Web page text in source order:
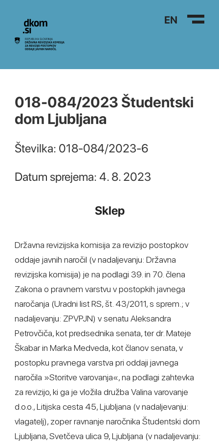
Na vsebino EN
018-084/2023 Študentski
dom Ljubljana
Številka: 018-084/2023-6
Datum sprejema: 4. 8. 2023
Sklep
Državna revizijska komisija za revizijo postopkov
oddaje javnih naročil (v nadaljevanju: Državna
revizijska komisija) je na podlagi 39. in 70. člena
Zakona o pravnem varstvu v postopkih javnega
naročanja (Uradni list RS, št. 43/2011, s sprem.; v
nadaljevanju: ZPVPJN) v senatu Aleksandra
Petrovčiča, kot predsednika senata, ter dr. Mateje
Škabar in Marka Medveda, kot članov senata, v
postopku pravnega varstva pri oddaji javnega
naročila »Storitve varovanja«, na podlagi zahtevka
za revizijo, ki ga je vložila družba Valina varovanje
d.o.o., Litijska cesta 45, Ljubljana (v nadaljevanju:
vlagatelj), zoper ravnanje naročnika Študentski dom
Ljubljana, Svetčeva ulica 9, Ljubljana (v nadaljevanju: